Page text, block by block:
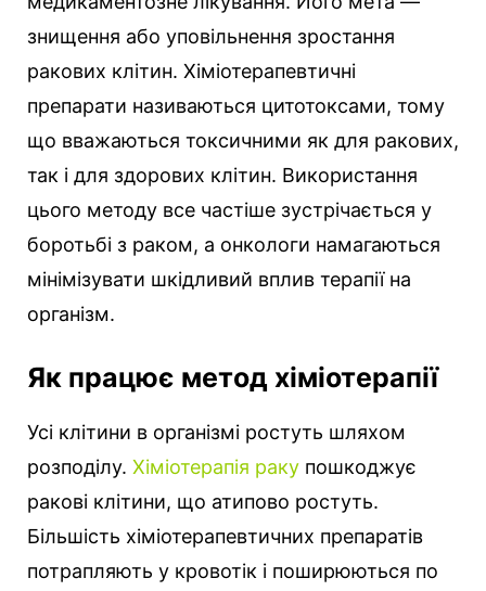
знищення або уповільнення зростання
ракових клітин. Хіміотерапевтичні
препарати називаються цитотоксами, тому
що вважаються токсичними як для ракових,
так і для здорових клітин. Використання
цього методу все частіше зустрічається у
боротьбі з раком, а онкологи намагаються
мінімізувати шкідливий вплив терапії на
організм.
Як працює метод хіміотерапії
Усі клітини в організмі ростуть шляхом
розподілу. Хіміотерапія раку пошкоджує
ракові клітини, що атипово ростуть.
Більшість хіміотерапевтичних препаратів
потрапляють у кровотік і поширюються по